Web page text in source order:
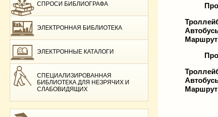
СПРОСИ БИБЛИОГРАФА
ЭЛЕКТРОННАЯ БИБЛИОТЕКА
ЭЛЕКТРОННЫЕ КАТАЛОГИ
СПЕЦИАЛИЗИРОВАННАЯ
БИБЛИОТЕКА ДЛЯ НЕЗРЯЧИХ И
СЛАБОВИДЯЩИХ